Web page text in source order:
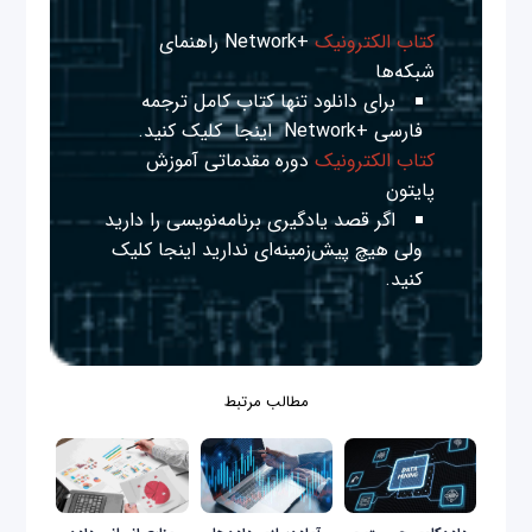
کتاب الکترونیک
+Network راهنمای
شبکه‌ها
برای دانلود تنها کتاب کامل ترجمه
فارسی +Network
اینجا کلیک کنید.
کتاب الکترونیک دوره مقدماتی آموزش
پایتون
اگر قصد یادگیری برنامه‌نویسی را دارید
ولی هیچ پیش‌زمینه‌ای نداریداینجا کلیک
کنید.
مطالب مرتبط